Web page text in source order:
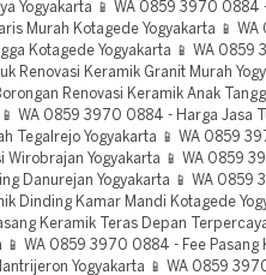
Yogyakarta 📱 WA 0859 3970 0884
Murah Kotagede Yogyakarta 📱
Kotagede Yogyakarta 📱 WA 0859
Renovasi Keramik Granit Murah
Renovasi Keramik Anak
WA 0859 3970 0884 - Harga Jasa
Tegalrejo Yogyakarta 📱 WA 0859
Wirobrajan Yogyakarta 📱 WA 0859
Danurejan Yogyakarta 📱 WA 0859
Dinding Kamar Mandi Kotagede
Keramik Teras Depan
📱 WA 0859 3970 0884 - Fee Pasang
Yogyakarta 📱 WA 0859